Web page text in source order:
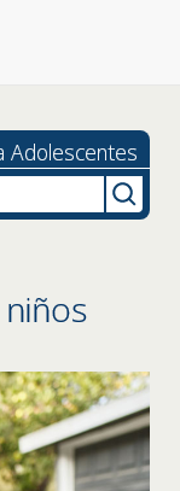
Adolescentes